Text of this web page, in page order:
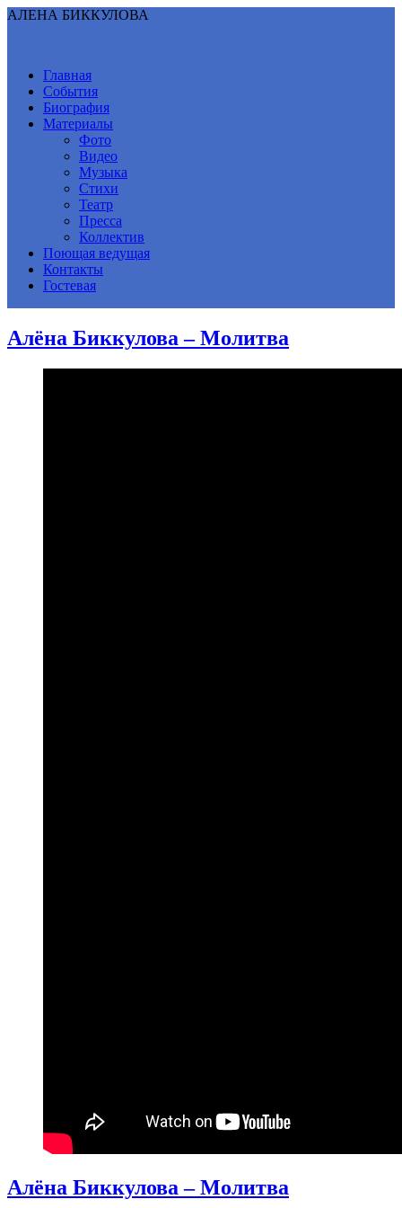
АЛЕНА БИККУЛОВА
Главная
События
Биография
Материалы
Фото
Видео
Музыка
Стихи
Театр
Пресса
Коллектив
Поющая ведущая
Контакты
Гостевая
Алёна Биккулова – Молитва
Алёна Биккулова – Молитва